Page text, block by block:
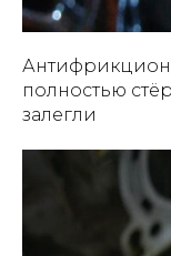
полностью
залегли